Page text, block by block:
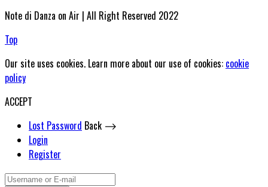
Note di Danza on Air | All Right Reserved 2022
Top
Our site uses cookies. Learn more about our use of cookies: cookie
policy
ACCEPT
Lost Password Back ⟶
Login
Register